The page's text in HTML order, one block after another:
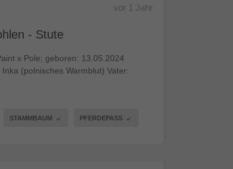
- Stute
vor 1 Jahr
x Pole; geboren: 13.05.2024
(polnisches Warmblut) Vater:
STAMMBAUM PFERDEPASS